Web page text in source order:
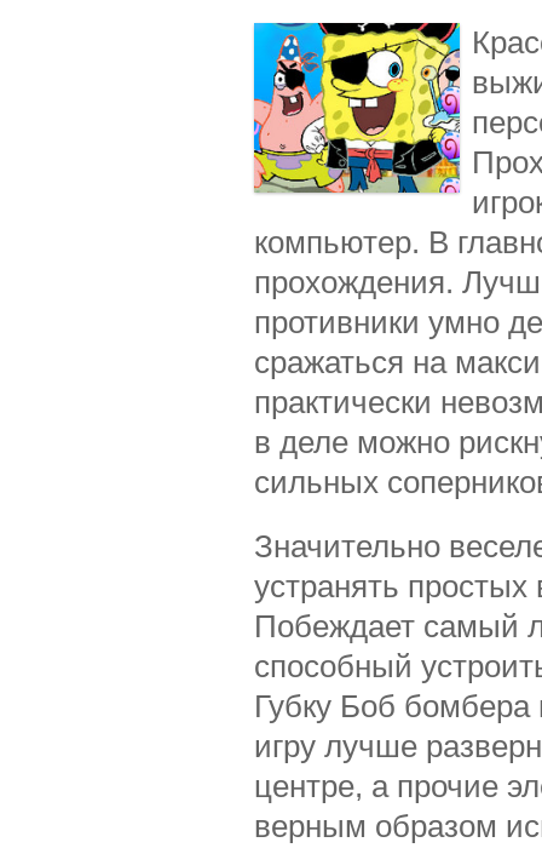
компьютер. В
прохождения.
противники умно
сражаться на
практически
в деле можно
сильных
Значительно
устранять простых
Побеждает самый
способный
Губку Боб
игру лучше
центре, а прочие
верным образом